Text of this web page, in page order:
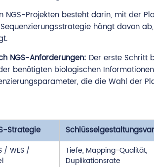
NGS-Projekten besteht darin, mit der
hängt davon
NGS-Anforderungen: Der erste Schritt
benötigten biologischen
die die Wahl der
Strategie
/ WES /
Tiefe, Mapping-Qualität,
Duplikationsrate